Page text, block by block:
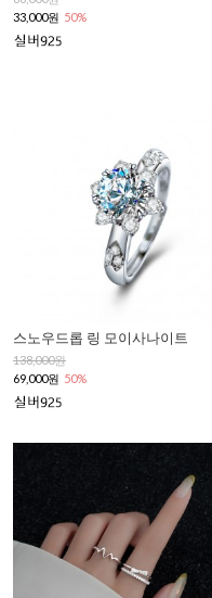
33,000원 50%
스노우드롭 링 모이사나이트
138,000원
69,000원 50%